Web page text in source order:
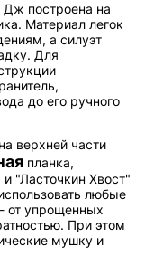
Дж построена на
Материал легок
а силуэт
Для
до его ручного
верхней части
планка,
"Ласточкин Хвост"
любые
от упрощенных
При этом
мушку и